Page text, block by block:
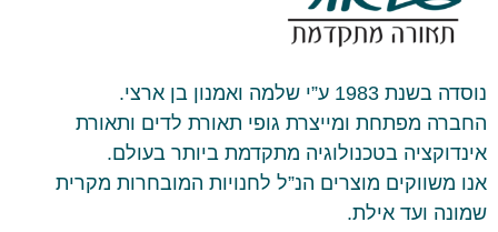
נוסדה בשנת 1983 ע”י שלמה ואמנון בן ארצי.
החברה מפתחת ומייצרת גופי תאורת לדים ותאורת
אינדוקציה בטכנולוגיה מתקדמת ביותר בעולם.
אנו משווקים מוצרים הנ”ל לחנויות המובחרות מקרית
שמונה ועד אילת.